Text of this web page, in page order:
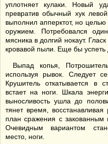
уплотняет кулаки. Новый
превратив обычный хук
выполнил апперктот, но
оружием. Потребовался
мясника в долгий нокаут.
кровавой пыли. Еще бы успеть
Выпад копья,
используя рывок. Следует
Крушитель откатывается в
встает на ноги. Шкала
выносливость ушла до
тянет время,
план сражения с закованным
Очевидным вариантом
место, ноги.